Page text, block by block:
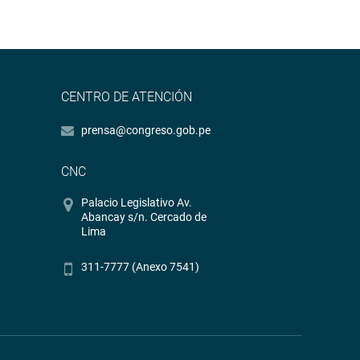
CENTRO DE ATENCIÓN
prensa@congreso.gob.pe
CNC
Palacio Legislativo Av.
Abancay s/n. Cercado de
Lima
311-7777 (Anexo 7541)